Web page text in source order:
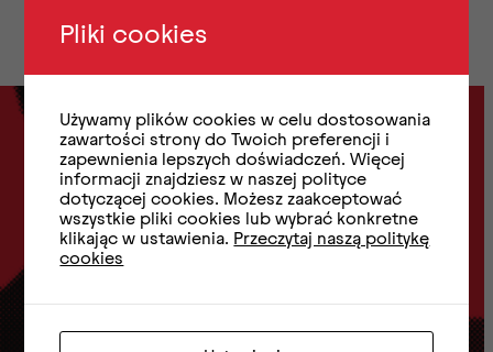
Zapisz się do
Newslettera
Pliki cookies
Używamy plików cookies w celu dostosowania
zawartości strony do Twoich preferencji i
zapewnienia lepszych doświadczeń. Więcej
informacji znajdziesz w naszej polityce
dotyczącej cookies. Możesz zaakceptować
wszystkie pliki cookies lub wybrać konkretne
klikając w ustawienia. Przeczytaj naszą politykę
cookies